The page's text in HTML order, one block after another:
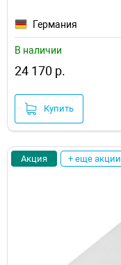
Германия
В наличии
24 170 р.
Купить
Акция + еще акции